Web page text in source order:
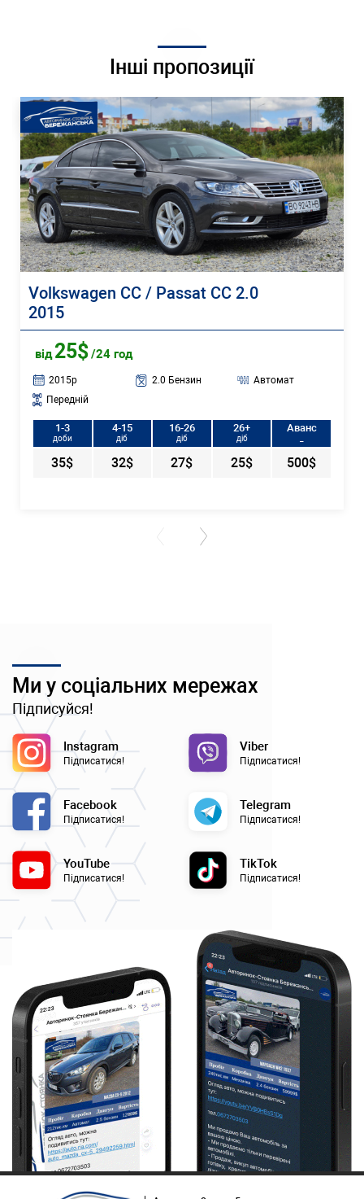
Інші пропозиції
Volkswagen CC / Passat CC 2.0
2015
від 25$/24 год
2015р 2.0 Бензин
Автомат
Передній
1-3
доби
35$
4-15
діб
32$
16-26
діб
27$
26+
діб
25$
Аванс
500$
Ми у соціальних мережах
Підписуйся!
Instagram
Підписатися!
Viber
Підписатися!
Facebook
Підписатися!
Telegram
Підписатися!
YouTube
Підписатися!
TikTok
Підписатися!